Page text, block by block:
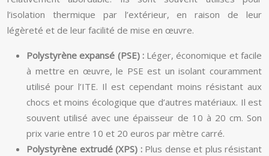
l’isolation thermique par l’extérieur, en raison de leur
légèreté et de leur facilité de mise en œuvre.
Polystyrène expansé (PSE) : Léger, économique et facile
à mettre en œuvre, le PSE est un isolant couramment
utilisé pour l’ITE. Il est cependant moins résistant aux
chocs et moins écologique que d’autres matériaux. Il est
souvent utilisé avec une épaisseur de 10 à 20 cm. Son
prix varie entre 10 et 20 euros par mètre carré.
Polystyrène extrudé (XPS) : Plus dense et plus résistant